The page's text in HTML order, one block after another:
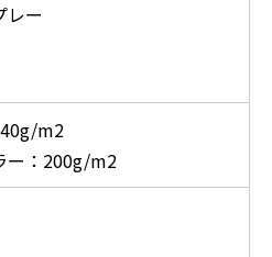
レー
m2
ー：200g/m2